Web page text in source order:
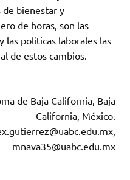
de bienestar y
de horas, son las
las políticas laborales las
de estos cambios.
de Baja California, Baja
California, México.
mnava35@uabc.edu.mx